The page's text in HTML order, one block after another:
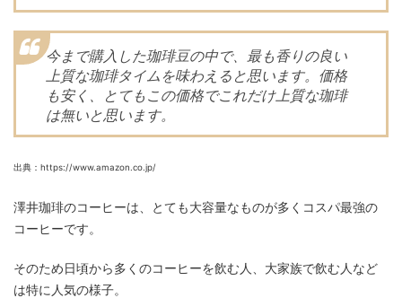
今まで購入した珈琲豆の中で、最も香りの良い
上質な珈琲タイムを味わえると思います。価格
も安く、とてもこの価格でこれだけ上質な珈琲
は無いと思います。
出典：https://www.amazon.co.jp/
澤井珈琲のコーヒーは、とても大容量なものが多くコスパ最強の
コーヒーです。
そのため日頃から多くのコーヒーを飲む人、大家族で飲む人など
は特に人気の様子。